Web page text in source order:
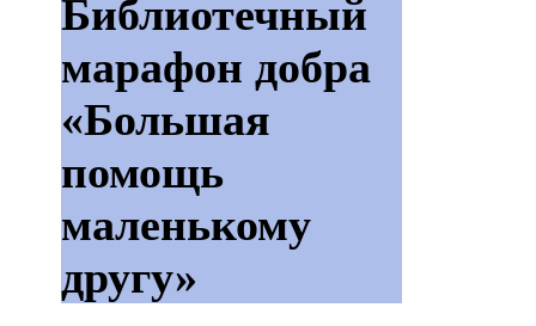
Библиотечный
марафон добра
«Большая
помощь
маленькому
другу»